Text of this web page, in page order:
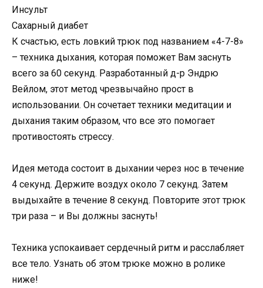
Инсульт
Сахарный диабет
К счастью, есть ловкий трюк под названием «4-7-8»
– техника дыхания, которая поможет Вам заснуть
всего за 60 секунд. Разработанный д-р Эндрю
Вейлом, этот метод чрезвычайно прост в
использовании. Он сочетает техники медитации и
дыхания таким образом, что все это помогает
противостоять стрессу.
Идея метода состоит в дыхании через нос в течение
4 секунд. Держите воздух около 7 секунд. Затем
выдыхайте в течение 8 секунд. Повторите этот трюк
три раза – и Вы должны заснуть!
Техника успокаивает сердечный ритм и расслабляет
все тело. Узнать об этом трюке можно в ролике
ниже!